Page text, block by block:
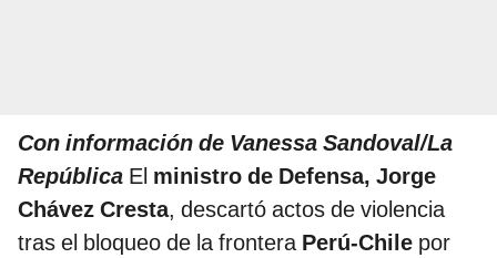
Con información de Vanessa Sandoval/La
República El ministro de Defensa, Jorge
Chávez Cresta, descartó actos de violencia
tras el bloqueo de la frontera Perú-Chile por